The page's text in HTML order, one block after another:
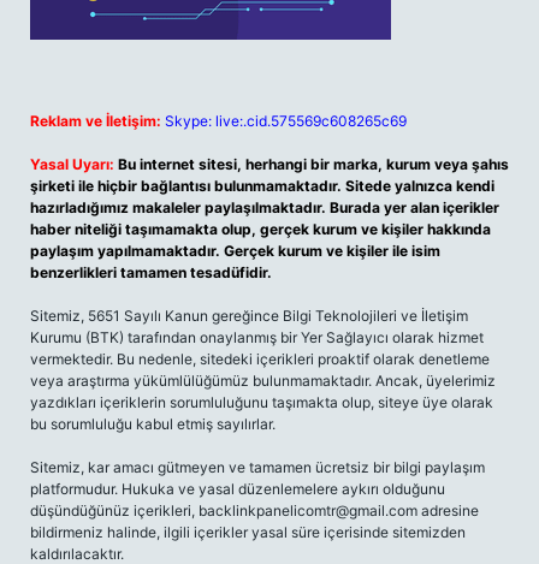
Reklam ve İletişim: Skype: live:.cid.575569c608265c69
Yasal Uyarı: Bu internet sitesi, herhangi bir marka, kurum veya şahıs
şirketi ile hiçbir bağlantısı bulunmamaktadır. Sitede yalnızca kendi
hazırladığımız makaleler paylaşılmaktadır. Burada yer alan içerikler
haber niteliği taşımamakta olup, gerçek kurum ve kişiler hakkında
paylaşım yapılmamaktadır. Gerçek kurum ve kişiler ile isim
benzerlikleri tamamen tesadüfidir.
Sitemiz, 5651 Sayılı Kanun gereğince Bilgi Teknolojileri ve İletişim
Kurumu (BTK) tarafından onaylanmış bir Yer Sağlayıcı olarak hizmet
vermektedir. Bu nedenle, sitedeki içerikleri proaktif olarak denetleme
veya araştırma yükümlülüğümüz bulunmamaktadır. Ancak, üyelerimiz
yazdıkları içeriklerin sorumluluğunu taşımakta olup, siteye üye olarak
bu sorumluluğu kabul etmiş sayılırlar.
Sitemiz, kar amacı gütmeyen ve tamamen ücretsiz bir bilgi paylaşım
platformudur. Hukuka ve yasal düzenlemelere aykırı olduğunu
düşündüğünüz içerikleri, backlinkpanelicomtr@gmail.com adresine
bildirmeniz halinde, ilgili içerikler yasal süre içerisinde sitemizden
kaldırılacaktır.